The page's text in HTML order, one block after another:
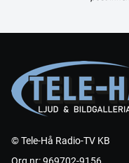
© Tele-Hå Radio-TV KB
Org nr: 969702-9156